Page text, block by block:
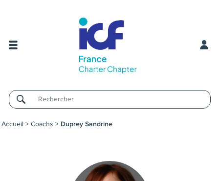
Username
Accueil > Coachs > Duprey Sandrine